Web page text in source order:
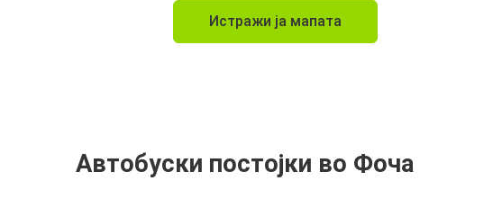
Истражи ја мапата
Автобуски постојки во Фоча